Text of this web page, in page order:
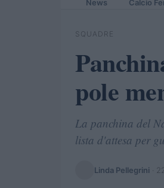
News Calcio
SQUADRE
pole
La panchina del
lista d'attesa per
Linda Pellegrini